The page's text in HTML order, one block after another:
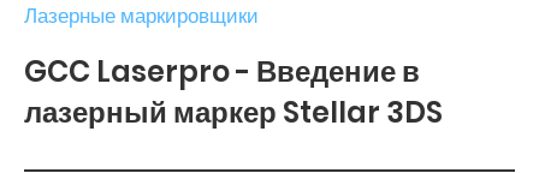
Лазерные маркировщики
GCC Laserpro - Введение в
лазерный маркер Stellar 3DS